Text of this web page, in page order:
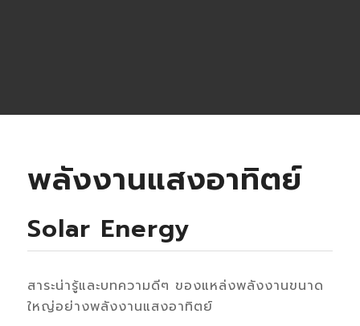
พลังงานแสงอาทิตย์
Solar Energy
สาระน่ารู้และบทความดีๆ ของแหล่งพลังงานขนาด
ใหญ่อย่างพลังงานแสงอาทิตย์